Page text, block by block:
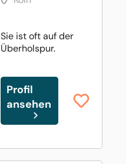
Sie ist oft auf der
Überholspur.
Profil
ansehen